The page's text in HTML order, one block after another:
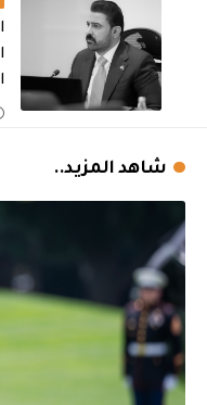
شاهد المزيد..